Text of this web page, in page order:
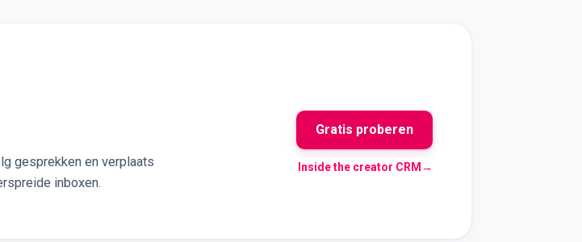
gesprekken en verplaats
inboxen.
Gratis proberen
Inside the creator CRM→